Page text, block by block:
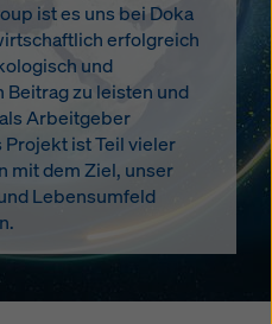
ist es uns bei Doka
erfolgreich
und
zu leisten und
Arbeitgeber
ist Teil vieler
mit dem Ziel, unser
Lebensumfeld